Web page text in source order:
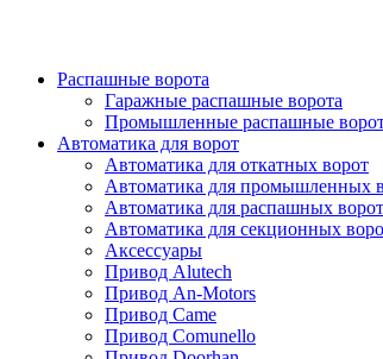
Распашные ворота
Гаражные распашные ворота
Промышленные распашные
Автоматика для ворот
Автоматика для откатных ворот
Автоматика для промышленных
Автоматика для распашных ворот
Автоматика для секционных
Аксессуары
Привод Alutech
Привод An-Motors
Привод Came
Привод Comunello